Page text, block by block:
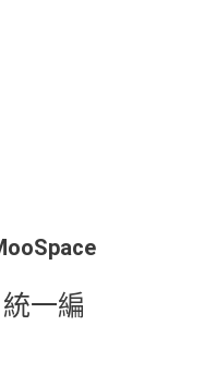
一編